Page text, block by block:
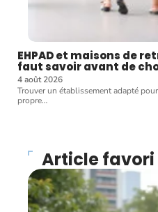
EHPAD et maisons de
faut savoir avant de
4 août 2026
Trouver un établissement adapté
propre…
Article favori